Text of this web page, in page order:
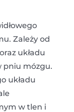
Zależy od
układu
pniu mózgu.
układu
w tlen i